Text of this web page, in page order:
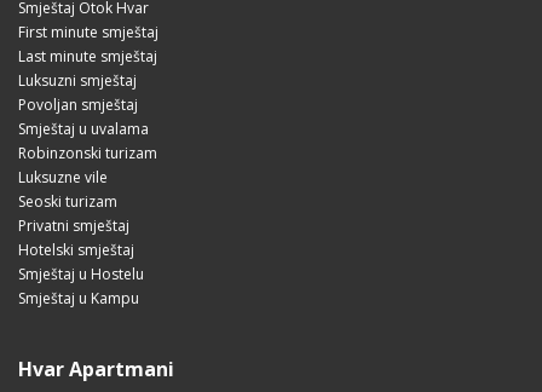
Smještaj Otok Hvar
First minute smještaj
Last minute smještaj
Luksuzni smještaj
Povoljan smještaj
Smještaj u uvalama
Robinzonski turizam
Luksuzne vile
Seoski turizam
Privatni smještaj
Hotelski smještaj
Smještaj u Hostelu
Smještaj u Kampu
Hvar Apartmani